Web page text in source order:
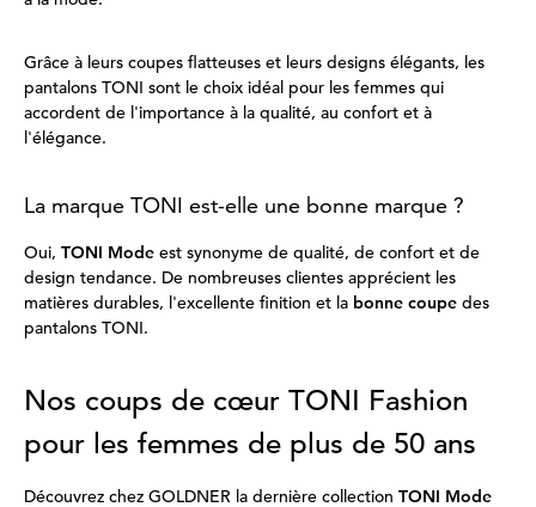
Grâce à leurs coupes flatteuses et leurs designs élégants, les
pantalons TONI sont le choix idéal pour les femmes qui
accordent de l'importance à la qualité, au confort et à
l'élégance.
La marque TONI est-elle une bonne marque ?
Oui, TONI Mode est synonyme de qualité, de confort et de
design tendance. De nombreuses clientes apprécient les
matières durables, l'excellente finition et la bonne coupe des
pantalons TONI.
Nos coups de cœur TONI Fashion
pour les femmes de plus de 50 ans
Découvrez chez GOLDNER la dernière collection TONI Mode